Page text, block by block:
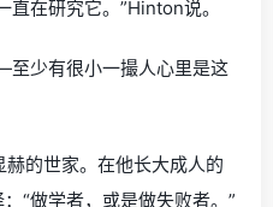
在研究它。”Hinton说。
少有很小一撮人心里是这
的世家。在他长大成人的
“做学者，或是做失败者。”